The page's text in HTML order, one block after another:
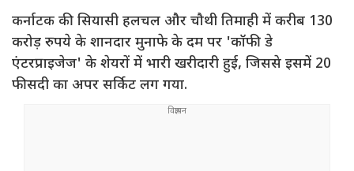
कर्नाटक की सियासी हलचल और चौथी तिमाही में करीब 130
करोड़ रुपये के शानदार मुनाफे के दम पर 'कॉफी डे
एंटरप्राइजेज' के शेयरों में भारी खरीदारी हुई, जिससे इसमें 20
फीसदी का अपर सर्किट लग गया.